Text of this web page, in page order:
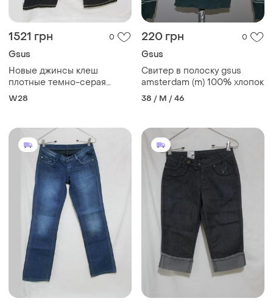
1521 грн 0
Gsus
Новые джинсы клеш
плотные темно-серая
патина с пропиткой w28
W28
220 грн 0
Gsus
Свитер в полоску gsus
amsterdam (m) 100% хлопок
38 / M / 46